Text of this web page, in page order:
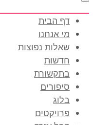
דף הבית
מי אנחנו
שאלות נפוצות
חדשות
בתקשורת
סיפורים
בלוג
פרויקטים